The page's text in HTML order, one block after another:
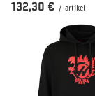
132,30 € / artikel